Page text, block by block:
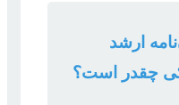
ارشد
چقدر است؟